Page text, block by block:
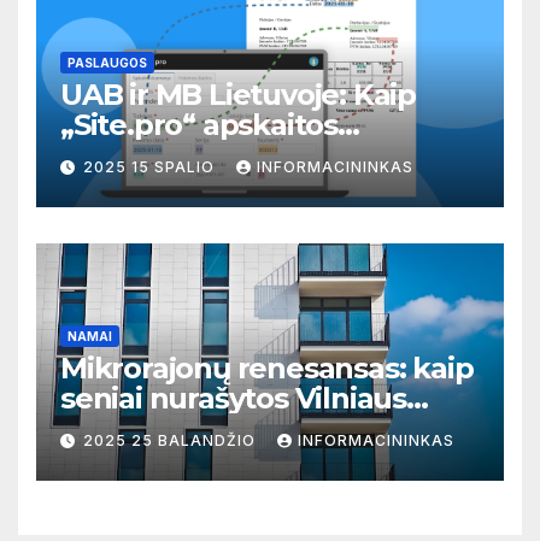
PASLAUGOS
UAB ir MB Lietuvoje: Kaip
„Site.pro“ apskaitos
programa gali pagerinti jūsų
verslo valdymą
2025 15 SPALIO INFORMACININKAS
NAMAI
Mikrorajonų renesansas: kaip
seniai nurašytos Vilniaus
zonos virto prestižinėmis
vietomis gyventi
2025 25 BALANDŽIO INFORMACININKAS